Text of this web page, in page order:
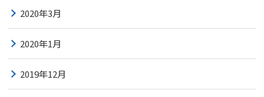
2020年3月
2020年1月
2019年12月